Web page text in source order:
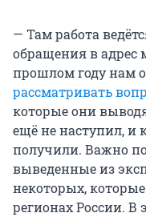
— Там работа
обращения в адрес
прошлом году нам
рассматривать
которые они
ещё не наступил, и
получили. Важно
выведенные из
некоторых,
регионах России. В